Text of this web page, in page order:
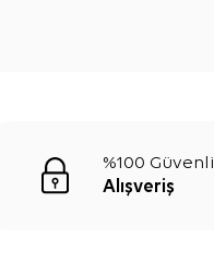
%100 Güvenli
Alışveriş